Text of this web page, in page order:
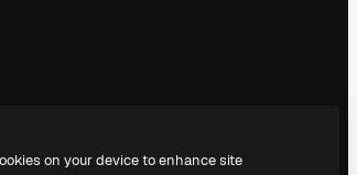
on your device to enhance site